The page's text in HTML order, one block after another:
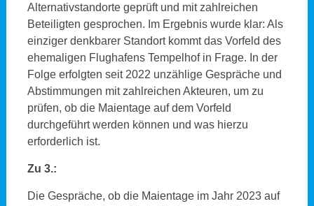
Alternativstandorte geprüft und mit zahlreichen
Beteiligten gesprochen. Im Ergebnis wurde klar: Als
einziger denkbarer Standort kommt das Vorfeld des
ehemaligen Flughafens Tempelhof in Frage. In der
Folge erfolgten seit 2022 unzählige Gespräche und
Abstimmungen mit zahlreichen Akteuren, um zu
prüfen, ob die Maientage auf dem Vorfeld
durchgeführt werden können und was hierzu
erforderlich ist.
Zu 3.:
Die Gespräche, ob die Maientage im Jahr 2023 auf